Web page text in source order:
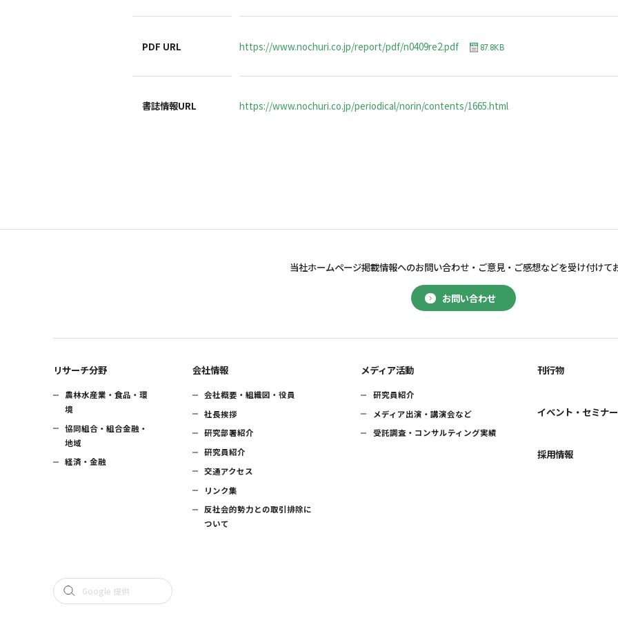
PDF URL https://www.nochuri.co.jp/report/pdf/n0409re2.pdf 87.8KB
書誌情報URL https://www.nochuri.co.jp/periodical/norin/contents/1665.html
お問い合わせ
当社ホームページ掲載情報へのお問い合わせ・ ご意見・ご感想などを受け付けて
リサーチ分野
農林水産業・食品・環
境
協同組合・組合金融・
地域
経済・金融
会社情報
会社概要・組織図・役員
社長挨拶
研究部署紹介
研究員紹介
交通アクセス
リンク集
反社会的勢力との取引排除に
ついて
メディア活動
研究員紹介
メディア出演・講演会など
受託調査・コンサルティング実績
刊行物
イベント・セミナー
採用情報